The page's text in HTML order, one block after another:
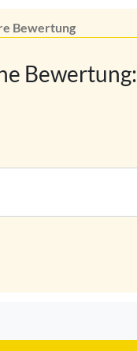
Bewertung
Bewertung: